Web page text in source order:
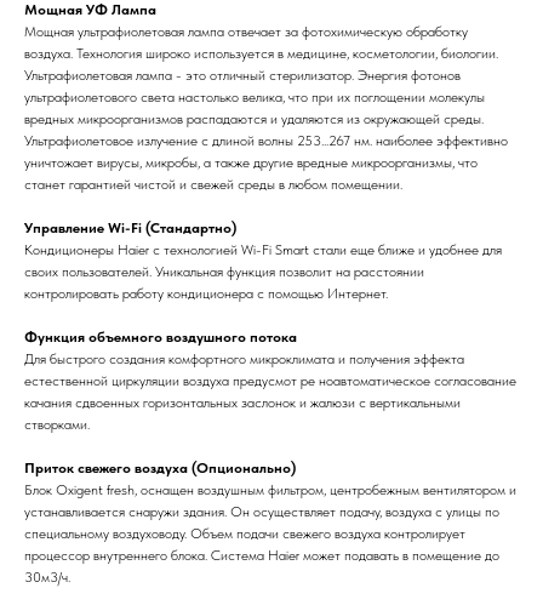
Мощная УФ Лампа
Мощная ультрафиолетовая лампа отвечает за фотохимическую обработку
воздуха. Технология широко используется в медицине, косметологии, биологии.
Ультрафиолетовая лампа - это отличный стерилизатор. Энергия фотонов
ультрафиолетового света настолько велика, что при их поглощении молекулы
вредных микроорганизмов распадаются и удаляются из окружающей среды.
Ультрафиолетовое излучение с длиной волны 253...267 нм. наиболее эффективно
уничтожает вирусы, микробы, а также другие вредные микроорганизмы, что
станет гарантией чистой и свежей среды в любом помещении.
Управление Wi-Fi (Стандартно)
Кондиционеры Haier с технологией Wi-Fi Smart стали еще ближе и удобнее для
своих пользователей. Уникальная функция позволит на расстоянии
контролировать работу кондиционера с помощью Интернет.
Функция объемного воздушного потока
Для быстрого создания комфортного микроклимата и получения эффекта
естественной циркуляции воздуха предусмот ре ноавтоматическое согласование
качания сдвоенных горизонтальных заслонок и жалюзи с вертикальными
створками.
Приток свежего воздуха (Опционально)
Блок Oxigent fresh, оснащен воздушным фильтром, центробежным вентилятором и
устанавливается снаружи здания. Он осуществляет подачу, воздуха с улицы по
специальному воздуховоду. Объем подачи свежего воздуха контролирует
процессор внутреннего блока. Система Haier может подавать в помещение до
30м3/ч.